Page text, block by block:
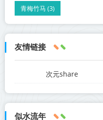
青梅竹马 (3)
友情链接
次元share
似水流年